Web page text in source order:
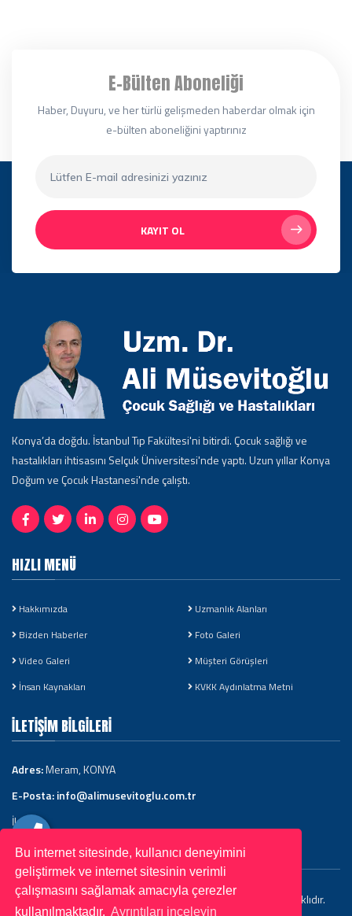
Bu internet sitesinde, kullanıcı deneyimini
geliştirmek ve internet sitesinin verimli
çalışmasını sağlamak amacıyla çerezler
kullanılmaktadır. Ayrıntıları inceleyin
E-Bülten Aboneliği
Haber, Duyuru, ve her türlü gelişmeden haberdar olmak için
e-bülten aboneliğini yaptırınız
KAYIT OL
Konya’da doğdu. İstanbul Tıp Fakültesi'ni bitirdi. Çocuk sağlığı ve
hastalıkları ihtisasını Selçuk Üniversitesi'nde yaptı. Uzun yıllar Konya
Doğum ve Çocuk Hastanesi'nde çalıştı.
HIZLI MENÜ
Hakkımızda
Uzmanlık Alanları
Bizden Haberler
Foto Galeri
Video Galeri
Müşteri Görüşleri
İnsan Kaynakları
KVKK Aydınlatma Metni
İLETIŞIM BILGILERI
Adres:Meram, KONYA
E-Posta:info@alimusevitoglu.com.tr
İletişim
Uzm. Dr. Ali Müsevitoğlu Copyright © 2022. Her Hakkı Saklıdır.